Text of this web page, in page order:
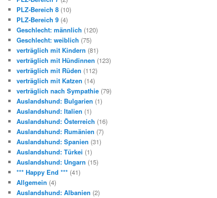
PLZ-Bereich 8 (10)
PLZ-Bereich 9 (4)
Geschlecht: männlich (120)
Geschlecht: weiblich (75)
verträglich mit Kindern (81)
verträglich mit Hündinnen (123)
verträglich mit Rüden (112)
verträglich mit Katzen (14)
verträglich nach Sympathie (79)
Auslandshund: Bulgarien (1)
Auslandshund: Italien (1)
Auslandshund: Österreich (16)
Auslandshund: Rumänien (7)
Auslandshund: Spanien (31)
Auslandshund: Türkei (1)
Auslandshund: Ungarn (15)
*** Happy End *** (41)
Allgemein (4)
Auslandshund: Albanien (2)